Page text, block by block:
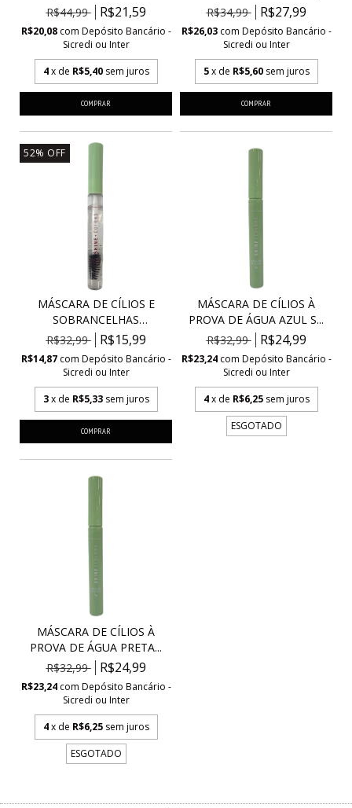
R$44,99
R$21,59
R$20,08 com Depósito Bancário -
Sicredi ou Inter
4 x de R$5,40 sem juros
R$34,99
R$27,99
R$26,03 com Depósito Bancário -
Sicredi ou Inter
5 x de R$5,60 sem juros
52% OFF
MÁSCARA DE CÍLIOS E
SOBRANCELHAS
INCOLOR...
R$32,99 R$15,99
R$14,87 com Depósito Bancário -
Sicredi ou Inter
3 x de R$5,33 sem juros
MÁSCARA DE CÍLIOS À
PROVA DE ÁGUA AZUL S...
R$32,99
R$24,99
R$23,24 com Depósito Bancário -
Sicredi ou Inter
4 x de R$6,25 sem juros
ESGOTADO
MÁSCARA DE CÍLIOS À
PROVA DE ÁGUA PRETA...
R$32,99
R$24,99
R$23,24 com Depósito Bancário -
Sicredi ou Inter
4 x de R$6,25 sem juros
ESGOTADO